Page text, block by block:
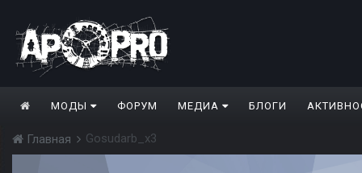
МОДЫ ФОРУМ МЕДИА БЛОГИ
Главная Gosudarb_x3